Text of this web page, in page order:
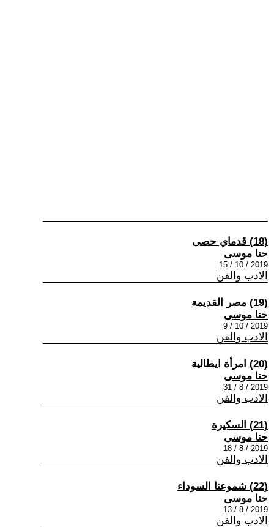
(18) قدماي حصى
حنا موسى
2019 / 10 / 15
الادب والفن
(19) مصر القديمة
حنا موسى
2019 / 10 / 9
الادب والفن
(20) امرأة ايطالية
حنا موسى
2019 / 8 / 31
الادب والفن
(21) السكيرة
حنا موسى
2019 / 8 / 18
الادب والفن
(22) شموعنا السوداء
حنا موسى
2019 / 8 / 13
الادب والفن